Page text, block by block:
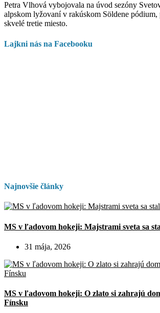
Petra Vlhová vybojovala na úvod sezóny
alpskom lyžovaní v rakúskom Söldene pódium,
skvelé tretie miesto.
Lajkni nás na Facebooku
Najnovšie články
MS v ľadovom hokeji: Majstrami sveta sa
31 mája, 2026
MS v ľadovom hokeji: O zlato si zahrajú
Fínsku